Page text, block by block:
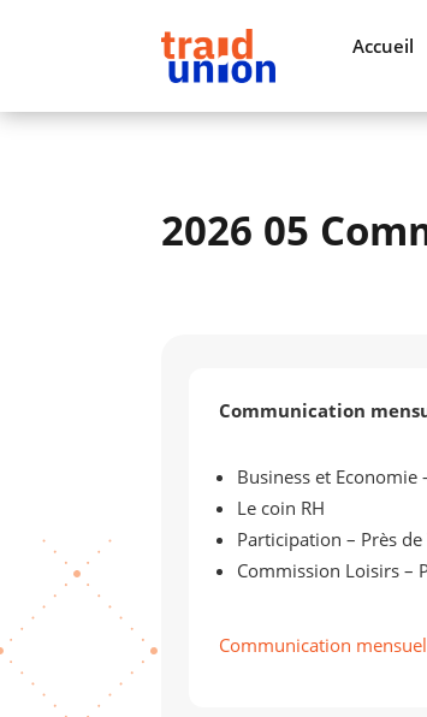
Accueil
2026 05
Communication
Business et
Le coin RH
Participation – Près
Commission Loisirs –
Communication